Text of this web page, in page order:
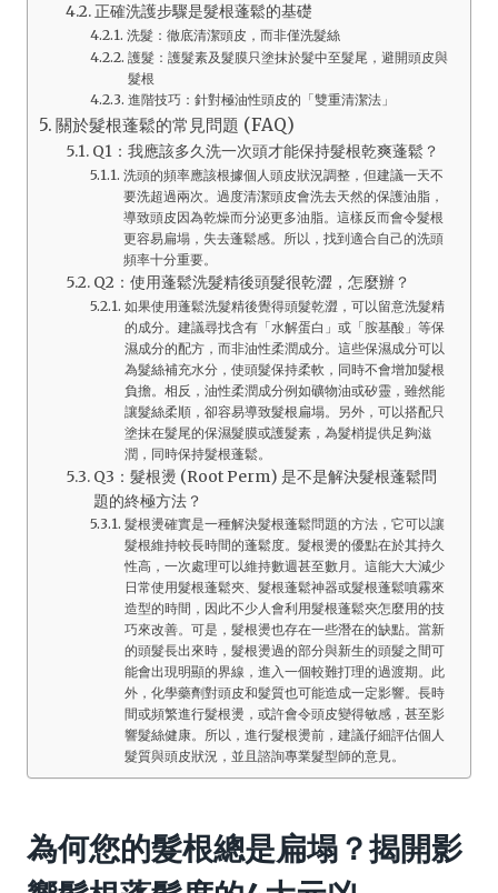
正確洗護步驟是髮根蓬鬆的基礎
洗髮：徹底清潔頭皮，而非僅洗髮絲
護髮：護髮素及髮膜只塗抹於髮中至髮尾，避開頭皮與
髮根
進階技巧：針對極油性頭皮的「雙重清潔法」
關於髮根蓬鬆的常見問題 (FAQ)
Q1：我應該多久洗一次頭才能保持髮根乾爽蓬鬆？
洗頭的頻率應該根據個人頭皮狀況調整，但建議一天不
要洗超過兩次。過度清潔頭皮會洗去天然的保護油脂，
導致頭皮因為乾燥而分泌更多油脂。這樣反而會令髮根
更容易扁塌，失去蓬鬆感。所以，找到適合自己的洗頭
頻率十分重要。
Q2：使用蓬鬆洗髮精後頭髮很乾澀，怎麼辦？
如果使用蓬鬆洗髮精後覺得頭髮乾澀，可以留意洗髮精
的成分。建議尋找含有「水解蛋白」或「胺基酸」等保
濕成分的配方，而非油性柔潤成分。這些保濕成分可以
為髮絲補充水分，使頭髮保持柔軟，同時不會增加髮根
負擔。相反，油性柔潤成分例如礦物油或矽靈，雖然能
讓髮絲柔順，卻容易導致髮根扁塌。另外，可以搭配只
塗抹在髮尾的保濕髮膜或護髮素，為髮梢提供足夠滋
潤，同時保持髮根蓬鬆。
Q3：髮根燙 (Root Perm) 是不是解決髮根蓬鬆問
題的終極方法？
髮根燙確實是一種解決髮根蓬鬆問題的方法，它可以讓
髮根維持較長時間的蓬鬆度。髮根燙的優點在於其持久
性高，一次處理可以維持數週甚至數月。這能大大減少
日常使用髮根蓬鬆夾、髮根蓬鬆神器或髮根蓬鬆噴霧來
造型的時間，因此不少人會利用髮根蓬鬆夾怎麼用的技
巧來改善。可是，髮根燙也存在一些潛在的缺點。當新
的頭髮長出來時，髮根燙過的部分與新生的頭髮之間可
能會出現明顯的界線，進入一個較難打理的過渡期。此
外，化學藥劑對頭皮和髮質也可能造成一定影響。長時
間或頻繁進行髮根燙，或許會令頭皮變得敏感，甚至影
響髮絲健康。所以，進行髮根燙前，建議仔細評估個人
髮質與頭皮狀況，並且諮詢專業髮型師的意見。
為何您的髮根總是扁塌？揭開影